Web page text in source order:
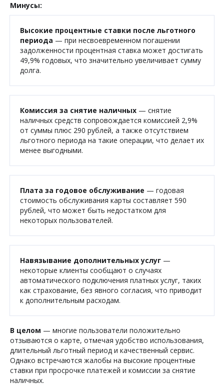
Минусы:
Высокие процентные ставки после льготного
периода — при несвоевременном погашении
задолженности процентная ставка может достигать
49,9% годовых, что значительно увеличивает сумму
долга.
Комиссия за снятие наличных — снятие
наличных средств сопровождается комиссией 2,9%
от суммы плюс 290 рублей, а также отсутствием
льготного периода на такие операции, что делает их
менее выгодными.
Плата за годовое обслуживание — годовая
стоимость обслуживания карты составляет 590
рублей, что может быть недостатком для
некоторых пользователей.
Навязывание дополнительных услуг —
некоторые клиенты сообщают о случаях
автоматического подключения платных услуг, таких
как страхование, без явного согласия, что приводит
к дополнительным расходам.
В целом — многие пользователи положительно
отзываются о карте, отмечая удобство использования,
длительный льготный период и качественный сервис.
Однако встречаются жалобы на высокие процентные
ставки при просрочке платежей и комиссии за снятие
наличных.